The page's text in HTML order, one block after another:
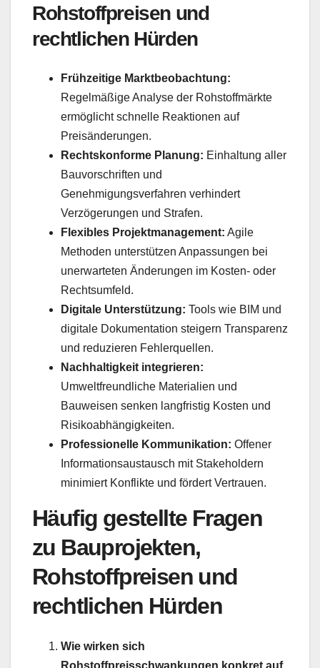
Rohstoffpreisen und
rechtlichen Hürden
Frühzeitige Marktbeobachtung:
Regelmäßige Analyse der Rohstoffmärkte
ermöglicht schnelle Reaktionen auf
Preisänderungen.
Rechtskonforme Planung: Einhaltung aller
Bauvorschriften und
Genehmigungsverfahren verhindert
Verzögerungen und Strafen.
Flexibles Projektmanagement: Agile
Methoden unterstützen Anpassungen bei
unerwarteten Änderungen im Kosten- oder
Rechtsumfeld.
Digitale Unterstützung: Tools wie BIM und
digitale Dokumentation steigern Transparenz
und reduzieren Fehlerquellen.
Nachhaltigkeit integrieren:
Umweltfreundliche Materialien und
Bauweisen senken langfristig Kosten und
Risikoabhängigkeiten.
Professionelle Kommunikation: Offener
Informationsaustausch mit Stakeholdern
minimiert Konflikte und fördert Vertrauen.
Häufig gestellte Fragen
zu Bauprojekten,
Rohstoffpreisen und
rechtlichen Hürden
Wie wirken sich